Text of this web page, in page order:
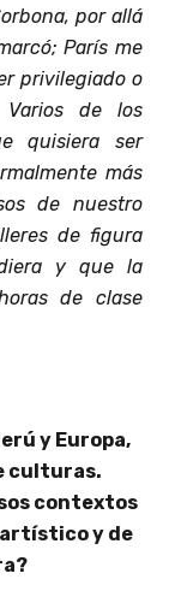
por allá
París me
privilegiado o
de los
quisiera ser
más
de nuestro
de figura
y que la
de clase
y Europa,
culturas.
contextos
y de